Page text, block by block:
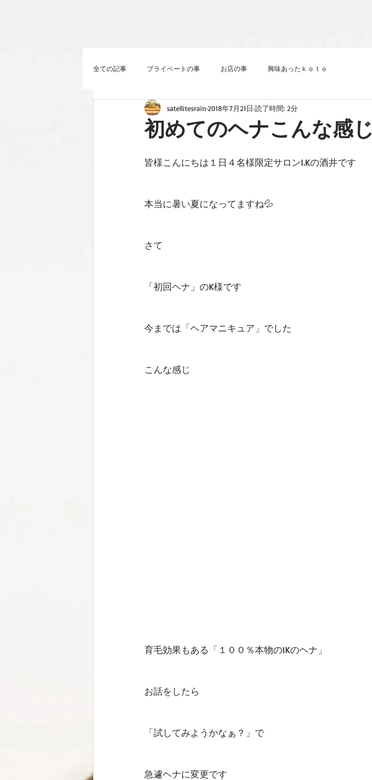
全ての記事 プライベートの事 お店の事 興味あったｋｏｔｏ
初めてのヘナこんな感じ
satellitesrain 2018年7月21日 読了時間: 2分
皆様こんにちは１日４名様限定サロンI.Kの酒井です
本当に暑い夏になってますね💦
さて
「初回ヘナ」のK様です
今までは「ヘアマニキュア」でした
こんな感じ
育毛効果もある「１００％本物のIKのヘナ」
お話をしたら
「試してみようかなぁ？」で
急遽ヘナに変更です